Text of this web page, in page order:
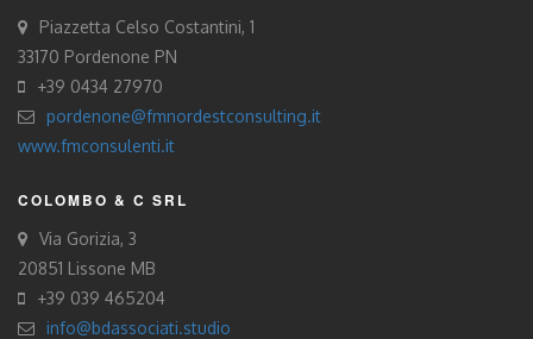
Piazzetta Celso Costantini, 1
33170 Pordenone PN
+39 0434 27970
pordenone@fmnordestconsulting.it
www.fmconsulenti.it
COLOMBO & C SRL
Via Gorizia, 3
20851 Lissone MB
+39 039 465204
info@bdassociati.studio